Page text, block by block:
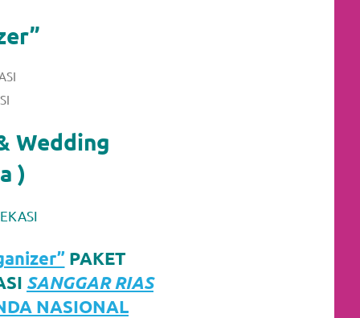
Wedding
)
PAKET
SANGGAR RIAS
NASIONAL